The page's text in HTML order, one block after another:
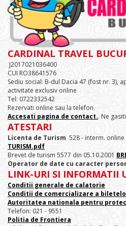
CARDINAL TRAVEL
J2017021036400
CUI RO38641576
Sediu social: B-dul Dacia 47 (fost nr. 3),
activitate exclusiv online
Tel: 0722332542
Rezervati online sau la telefon.
Accesati pagina de contact.. Ne
ATESTARI
Licenta de Turism 528 - interm.
TURISM.pdf
Brevet de turism 5577 din 05.10.2001
Operator de date cu caracter
LINK-URI SI INFORMATII
Conditii generale de calatorie
Conditii de comercializare a
Autoritatea nationala pentru
Telefon: 021 - 9551
Politia de Frontiera